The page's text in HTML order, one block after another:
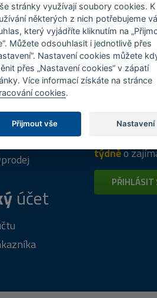
PRODEJNY
více než 10 let
Přes
shopu
účet
Napište
vás
týdněo
PŘIHLÁSIT
stránky využívají soubory cookies. K
některých z nich potřebujeme
který vyjádříte kliknutím na
Můžete odsouhlasit i jednotlivě přes
Nastavení cookies můžete
přes „Nastavení cookies“ v zápatí
Více informací získáte na stránce
cookies.
Přijmout vše Nastavení